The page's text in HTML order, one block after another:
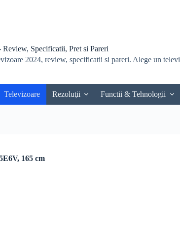
Review, Specificatii, Pret si Pareri
2024, review, specificatii si pareri. Alege un
Televizoare Rezoluţii Functii & Tehnologii
165 cm